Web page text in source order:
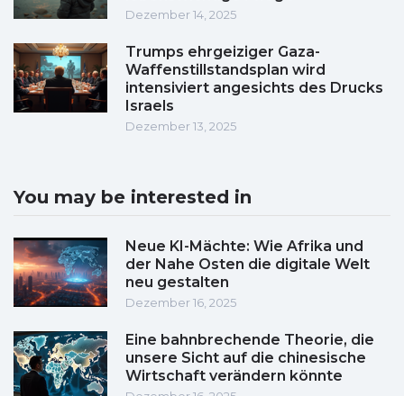
Dezember 14, 2025
Trumps ehrgeiziger Gaza-
Waffenstillstandsplan wird
intensiviert angesichts des Drucks
Israels
Dezember 13, 2025
You may be interested in
Neue KI-Mächte: Wie Afrika und
der Nahe Osten die digitale Welt
neu gestalten
Dezember 16, 2025
Eine bahnbrechende Theorie, die
unsere Sicht auf die chinesische
Wirtschaft verändern könnte